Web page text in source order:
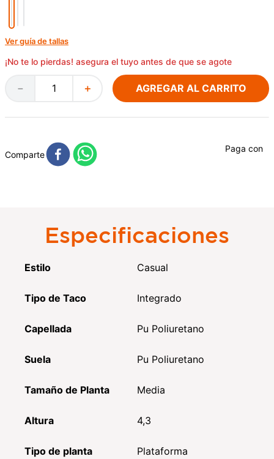
Ver guía de tallas
¡No te lo pierdas! asegura el tuyo antes de que se agote
＋
－ AGREGAR AL CARRITO
Comparte
Paga con
Especificaciones
Estilo Casual
Tipo de Taco Integrado
Capellada Pu Poliuretano
Suela Pu Poliuretano
Tamaño de Planta Media
Altura 4,3
Tipo de planta Plataforma